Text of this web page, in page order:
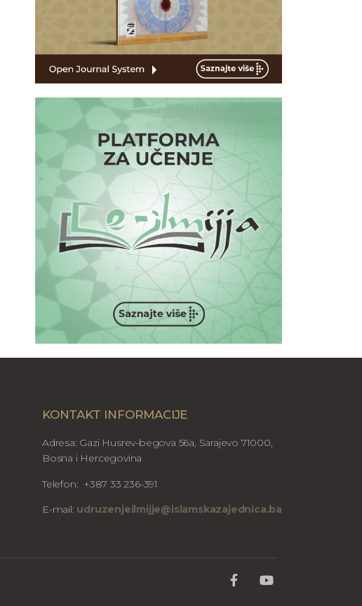
KONTAKT INFORMACIJE
Adresa: Gazi Husrev-begova 56a, Sarajevo 71000,
Bosna i Hercegovina
Telefon: +387 33 236-391
E-mail: udruzenjeilmijje@islamskazajednica.ba